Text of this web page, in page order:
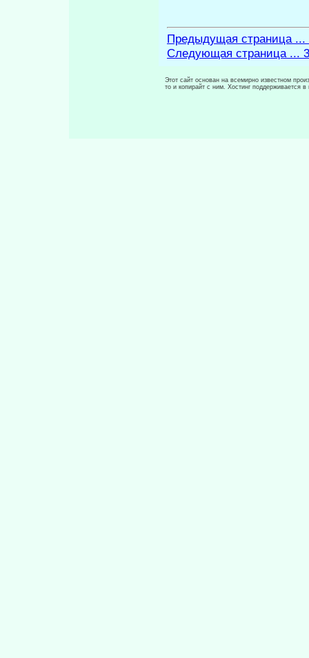
Предыдущая страница ...
Следующая страница ...
Этот сайт основан на всемирно известном
то и копирайт с ним. Хостинг поддерживается